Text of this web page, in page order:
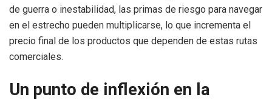
de guerra o inestabilidad, las primas de riesgo para navegar
en el estrecho pueden multiplicarse, lo que incrementa el
precio final de los productos que dependen de estas rutas
comerciales.
Un punto de inflexión en la